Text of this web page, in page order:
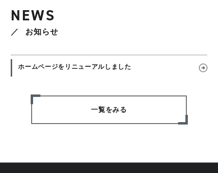
NEWS
お知らせ
ホームページをリニューアルしました
一覧をみる